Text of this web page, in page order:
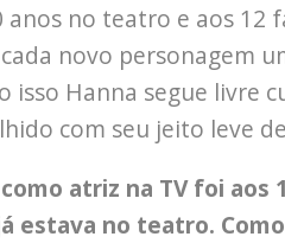
anos no teatro e aos 12
novo personagem
isso Hanna segue livre
com seu jeito leve
atriz na TV foi aos
estava no teatro.